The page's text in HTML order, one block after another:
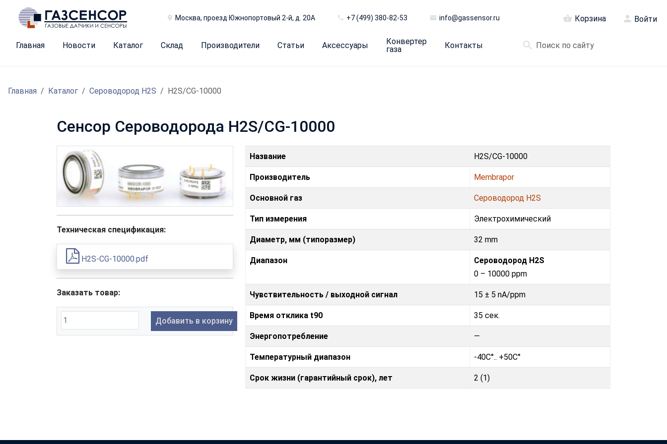
Москва, проезд Южнопортовый 2-й, д. 20А +7 (499) 380-82-53 info@gassensor.ru Корзина Войти
Главная Новости Каталог Склад Производители Статьи Аксессуары
Конвертер
газа
Контакты
Главная Каталог Сероводород H2S H2S/CG-10000
Сенсор Сероводорода H2S/CG-10000
Техническая спецификация:
H2S-CG-10000.pdf
Заказать товар:
Добавить в корзину
Название H2S/CG-10000
Производитель Membrapor
Основной газ Сероводород H2S
Тип измерения Электрохимический
Диаметр, мм (типоразмер) 32 mm
Диапазон
Сероводород H2S
0 – 10000 ppm
Чувствительность / выходной сигнал 15 ± 5 nA/ppm
Время отклика t90 35 сек.
Энергопотребление —
Температурный диапазон -40C°.. +50C°
Срок жизни (гарантийный срок), лет 2 (1)